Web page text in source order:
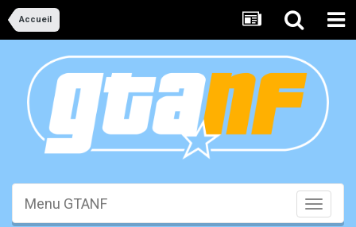
Accueil
Toggle
Menu GTANF